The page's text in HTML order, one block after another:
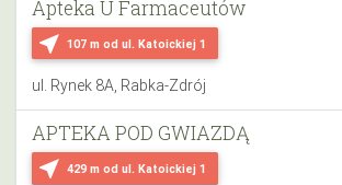
near_me 107 m od ul. Katoickiej 1
Apteka U Farmaceutów
ul. Rynek 8A, Rabka-Zdrój
near_me 429 m od ul. Katoickiej 1
APTEKA POD GWIAZDĄ